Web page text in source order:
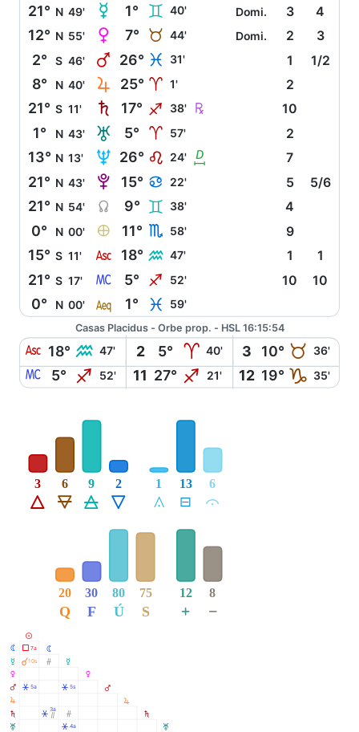
21° N 49' O 1° C 40' Domi. 3 4
12° N 55' P 7° B 44' Domi. 2 3
2° S 46' Q 26° L 31' 1 1/2
8° N 40' R 25° A 1' 2
21° S 11' S 17° I 38' Ç 10
1° N 43' T 5° A 57' 2
13° N 13' U 26° E 24' b 7
21° N 43' V 15° D 22' 5 5/6
21° N 54' Y 9° C 38' 4
0° N 00' È 11° H 58' 9
15° S 11' W 18° K 47' 1 1
21° S 17' X 5° I 52' 10 10
0° N 00' l 1° L 59'
Casas Placidus - Orbe prop. - HSL 16:15:54
W 18° K 47' 2 5° A 40' 3 10° B 36'
X 5° I 52' 11 27° I 21' 12 19° J 35'
Á
3
Ë
6
Ô
9
Ê
2
Å
1
É
13
Ă
6
Q
20
F
30
Ú
80
S
75
+
12
−
8
M
N
N
O
O
P
P
Q
Q
R
R
S
S
T
T
Ã 7a
À10s
Â 5a
Ó
Â Ò
3a
Â 5s
Ó
Â 4a